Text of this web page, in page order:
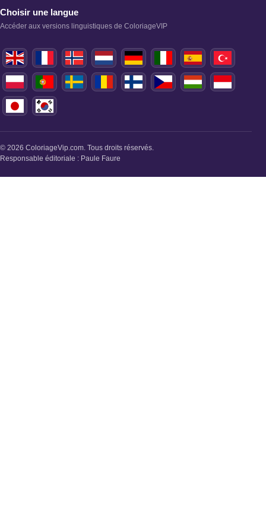
Choisir une langue
Accéder aux versions linguistiques de ColoriageVIP
© 2026 ColoriageVip.com. Tous droits réservés.
Responsable éditoriale : Paule Faure